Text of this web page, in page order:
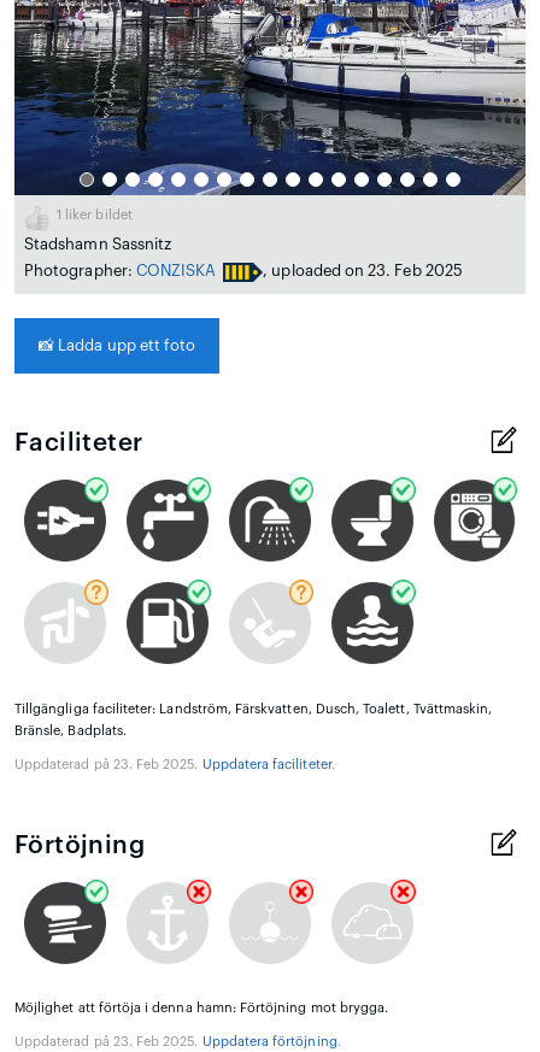
1 liker bildet
Stadshamn Sassnitz
Photographer: CONZISKA , uploaded on 23. Feb 2025
📸 Ladda upp ett foto
Faciliteter
Tillgängliga faciliteter: Landström, Färskvatten, Dusch, Toalett, Tvättmaskin,
Bränsle, Badplats.
Uppdaterad på 23. Feb 2025. Uppdatera faciliteter.
Förtöjning
Möjlighet att förtöja i denna hamn: Förtöjning mot brygga.
Uppdaterad på 23. Feb 2025. Uppdatera förtöjning.